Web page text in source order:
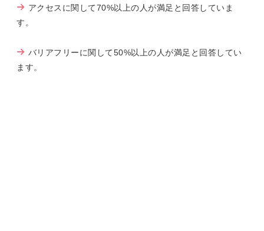
アクセスに関して70%以上の人が満足と回答していま
す。
バリアフリーに関して50%以上の人が満足と回答してい
ます。